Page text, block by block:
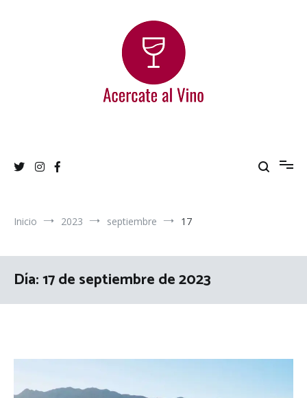
Inicio 2023 septiembre 17
Día:17 de septiembre de 2023